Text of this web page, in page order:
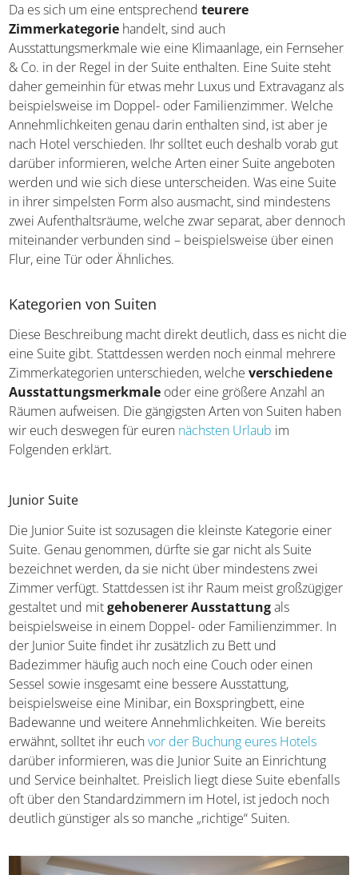
Da es sich um eine entsprechend
teurere
Zimmerkategorie
handelt, sind auch
Ausstattungsmerkmale wie eine Klimaanlage, ein
Fernseher & Co. in der Regel in der Suite enthalten. Eine
Suite steht daher gemeinhin für etwas mehr Luxus und
Extravaganz als beispielsweise im Doppel- oder
Familienzimmer. Welche Annehmlichkeiten genau darin
enthalten sind, ist aber je nach Hotel verschieden. Ihr
solltet euch deshalb vorab gut darüber informieren,
welche Arten einer Suite angeboten werden und wie sich
diese unterscheiden. Was eine Suite in ihrer simpelsten
Form also ausmacht, sind mindestens zwei
Aufenthaltsräume, welche zwar separat, aber dennoch
miteinander verbunden sind – beispielsweise über einen
Kategorien von Suiten
Diese Beschreibung macht direkt deutlich, dass es nicht
die eine Suite gibt. Stattdessen werden noch einmal
mehrere Zimmerkategorien unterschieden, welche
verschiedene Ausstattungsmerkmaleoder eine
größere Anzahl an Räumen aufweisen. Die gängigsten
Arten von Suiten haben wir euch deswegen für euren
Junior Suite
Die Junior Suite ist sozusagen die kleinste Kategorie einer
Suite. Genau genommen, dürfte sie gar nicht als Suite
bezeichnet werden, da sie nicht über mindestens zwei
Zimmer verfügt. Stattdessen ist ihr Raum meist
großzügiger gestaltet und mitgehobenerer
Ausstattung als beispielsweise in einem Doppel- oder
Familienzimmer. In der Junior Suite findet ihr zusätzlich zu
Bett und Badezimmer häufig auch noch eine Couch oder
einen Sessel sowie insgesamt eine bessere Ausstattung,
beispielsweise eine Minibar, ein Boxspringbett, eine
Badewanne und weitere Annehmlichkeiten. Wie bereits
erwähnt, solltet ihr euchvor der Buchung eures Hotels
darüber informieren, was die Junior Suite an Einrichtung
und Service beinhaltet. Preislich liegt diese Suite
ebenfalls oft über den Standardzimmern im Hotel, ist
Suiten.